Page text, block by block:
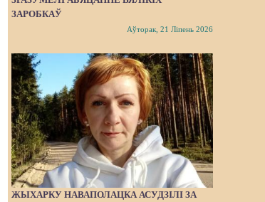
ЗАРОБКАЎ
Аўторак, 21 Ліпень 2026
ЖЫХАРКУ НАВАПОЛАЦКА АСУДЗІЛІ ЗА